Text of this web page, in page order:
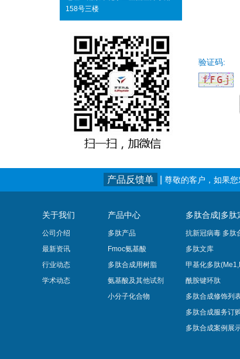
158号三楼
验证码:
产品反馈单 尊敬的客户，如果
关于我们
公司介绍
最新资讯
行业动态
学术动态
产品中心
多肽产品
Fmoc氨基酸
多肽合成用树脂
氨基酸及其他试剂
小分子化合物
多肽合成|多肽
抗新冠病毒 多肽
多肽文库
甲基化多肽
酰胺键环肽
多肽合成修饰列
多肽合成服务订
多肽合成案例展